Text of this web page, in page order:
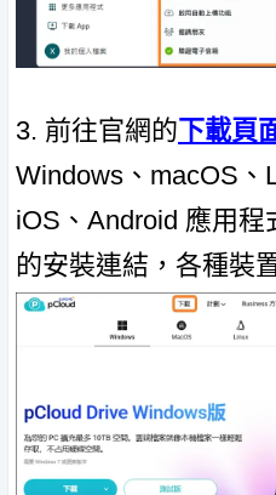
3. 前往官網的下載頁
Windows、macOS、
iOS、Android 應用
的安裝連結，各種裝